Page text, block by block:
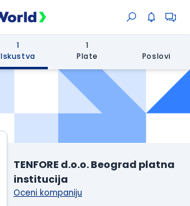
1
Iskustva
1
Plate
Poslovi
TENFORE d.o.o. Beograd platna
institucija
Oceni kompaniju